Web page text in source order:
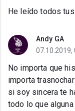
He leído todos
Andy GA
07.10.2019,
No importa que
importa
si soy sincera te
todo lo que